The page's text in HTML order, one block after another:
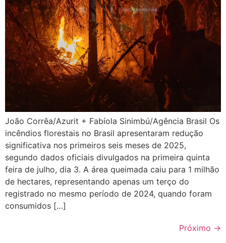
João Corrêa/Azurit + Fabíola Sinimbú/Agência Brasil Os
incêndios florestais no Brasil apresentaram redução
significativa nos primeiros seis meses de 2025,
segundo dados oficiais divulgados na primeira quinta
feira de julho, dia 3. A área queimada caiu para 1 milhão
de hectares, representando apenas um terço do
registrado no mesmo período de 2024, quando foram
consumidos […]
Próximo →